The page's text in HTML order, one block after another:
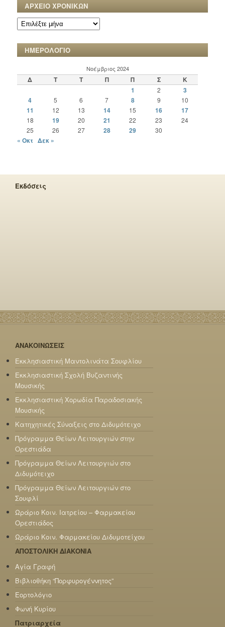
ΑΡΧΕΙΟ ΧΡΟΝΙΚΩΝ
ΑΡΧΕΙΟ
ΧΡΟΝΙΚΩΝ
ΗΜΕΡΟΛΟΓΙΟ
Νοέμβριος 2024
Δ Τ Τ Π Π Σ
Κ
1
2
3
4
5 6 7 8 9 10
11 12 13 14 15 16 17
18 19 20 21 22 23
24
25
26 27 28 29 30
« Οκτ Δεκ »
Εκδόσεις
ΑΝΑΚΟΙΝΩΣΕΙΣ
Εκκλησιαστική Μαντολινάτα Σουφλίου
Εκκλησιαστική Σχολή Βυζαντινής
Μουσικής
Εκκλησιαστική Χορωδία Παραδοσιακής
Μουσικής
Κατηχητικές Σύναξεις στο Διδυμότειχο
Πρόγραμμα Θείων Λειτουργιών στην
Ορεστιάδα
Πρόγραμμα Θείων Λειτουργιών στο
Διδυμότειχο
Πρόγραμμα Θείων Λειτουργιών στο
Σουφλί
Ωράριο Κοιν. Ιατρείου – Φαρμακείου
Ορεστιάδος
Ωράριο Κοιν. Φαρμακείου Διδυμοτείχου
ΑΠΟΣΤΟΛΙΚΗ ΔΙΑΚΟΝΙΑ
Αγία Γραφή
Βιβλιοθήκη “Πορφυρογέννητος”
Εορτολόγιο
Φωνή Κυρίου
Πατριαρχεία